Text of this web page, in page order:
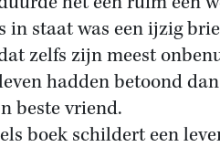
in staat was een ijzig
zelfs zijn meest
hadden betoond
beste vriend.
boek schildert een